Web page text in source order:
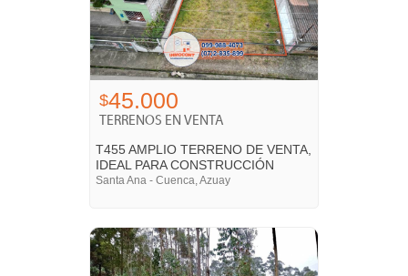
$45.000
TERRENOS EN VENTA
T455 AMPLIO TERRENO DE VENTA,
IDEAL PARA CONSTRUCCIÓN
Santa Ana - Cuenca, Azuay